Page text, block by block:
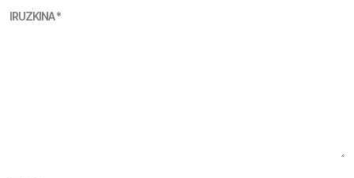
IRUZKINA*